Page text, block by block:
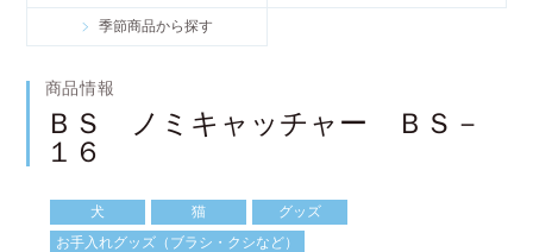
知る・楽しむ
お客様窓口・Q＆A
会社情報
採用情報
季節商品から探す
商品情報
ＢＳ ノミキャッチャー ＢＳ－
１６
犬 猫
グッズ
お手入れグッズ（ブラシ・クシなど）